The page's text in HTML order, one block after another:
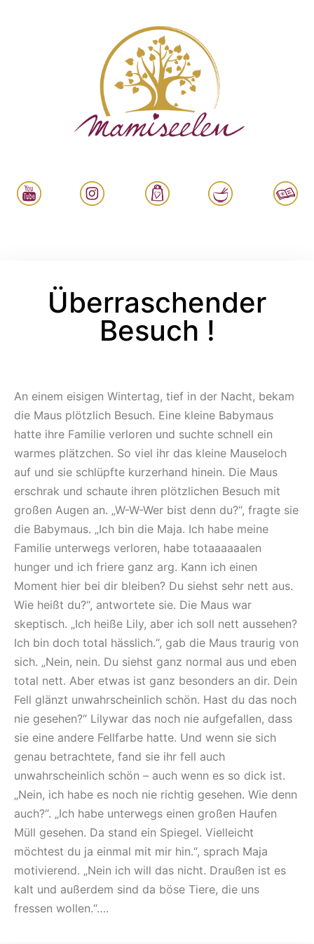
Überraschender
Besuch !
An einem eisigen Wintertag, tief in der Nacht, bekam
die Maus plötzlich Besuch. Eine kleine Babymaus
hatte ihre Familie verloren und suchte schnell ein
warmes plätzchen. So viel ihr das kleine Mauseloch
auf und sie schlüpfte kurzerhand hinein. Die Maus
erschrak und schaute ihren plötzlichen Besuch mit
großen Augen an. „W-W-Wer bist denn du?“, fragte sie
die Babymaus. „Ich bin die Maja. Ich habe meine
Familie unterwegs verloren, habe totaaaaaalen
hunger und ich friere ganz arg. Kann ich einen
Moment hier bei dir bleiben? Du siehst sehr nett aus.
Wie heißt du?“, antwortete sie. Die Maus war
skeptisch. „Ich heiße Lily, aber ich soll nett aussehen?
Ich bin doch total hässlich.“, gab die Maus traurig von
sich. „Nein, nein. Du siehst ganz normal aus und eben
total nett. Aber etwas ist ganz besonders an dir. Dein
Fell glänzt unwahrscheinlich schön. Hast du das noch
nie gesehen?“ Lilywar das noch nie aufgefallen, dass
sie eine andere Fellfarbe hatte. Und wenn sie sich
genau betrachtete, fand sie ihr fell auch
unwahrscheinlich schön – auch wenn es so dick ist.
„Nein, ich habe es noch nie richtig gesehen. Wie denn
auch?“. „Ich habe unterwegs einen großen Haufen
Müll gesehen. Da stand ein Spiegel. Vielleicht
möchtest du ja einmal mit mir hin.“, sprach Maja
motivierend. „Nein ich will das nicht. Draußen ist es
kalt und außerdem sind da böse Tiere, die uns
fressen wollen.“….